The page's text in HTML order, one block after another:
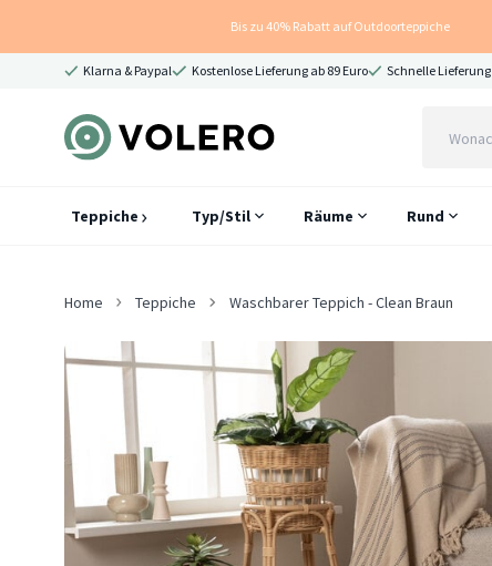
Bis zu 40% Rabatt auf Outdoorteppiche
Klarna & Paypal Kostenlose Lieferung ab 89 Euro Schnelle Lieferung
Teppiche Typ/Stil Räume Rund
Home Teppiche Waschbarer Teppich - Clean Braun